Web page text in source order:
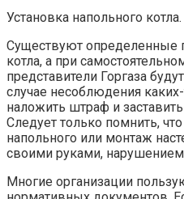
Установка напольного котла.
Существуют определенные
котла, а при
представители Горгаза
случае несоблюдения
наложить штраф и
Следует только помнить,
напольного или монтаж
своими руками, нарушением
Многие организации